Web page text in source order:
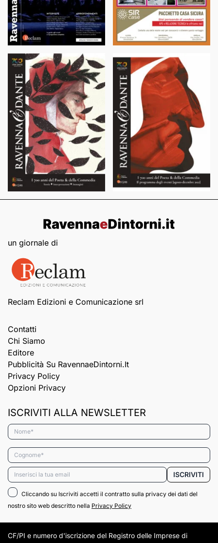
un giornale di
Reclam Edizioni e Comunicazione srl
Contatti
Chi Siamo
Editore
Pubblicità Su RavennaeDintorni.it
Privacy Policy
Opzioni Privacy
ISCRIVITI ALLA NEWSLETTER
Nome*
Cognome*
Email* ISCRIVITI
Cliccando su Iscriviti accetti il contratto sulla privacy dei dati del
nostro sito web descritto nella Privacy Policy
CF/PI e numero d'iscrizione del Registro delle Imprese di